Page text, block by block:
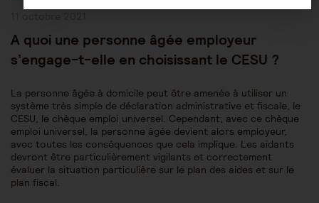
A quoi une personne âgée employeur
s’engage-t-elle en choisissant le CESU ?
La personne âgée à domicile peut être amenée à utiliser un
système très simple de déclaration administrative et fiscale, le
CESU, le chèque emploi universel. Cependant, avec ce chèque
emploi universel, la personne âgée devient alors employeur,
avec toutes les conséquences que cela implique. Les aidants
devront être particulièrement vigilants et correctement
évaluer la situation particulière sur le plan des aides et sur le
plan fiscal.